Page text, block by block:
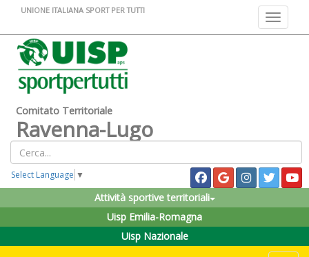
Toggle
UNIONE ITALIANA SPORT PER TUTTI
Comitato Territoriale
Ravenna-Lugo
Select Language ▼
Attività sportive territoriali
Uisp Emilia-Romagna
Uisp Nazionale